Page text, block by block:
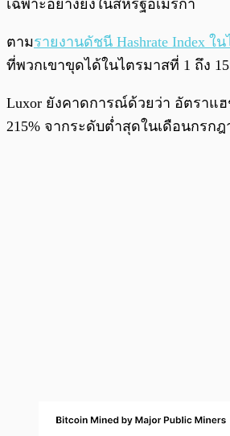
เฉพาะอย่างยิ่งในสหรัฐอเมริกา
ตามรายงานดัชนี Hashrate Index ใ
ที่พวกเขาขุดได้ในไตรมาสที่ 1 ถึง
Luxor ยังคาดการณ์ด้วยว่า อัตราแฮ
215% จากระดับต่ำสุดในเดือนกรก